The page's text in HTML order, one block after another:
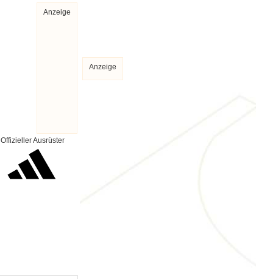
Anzeige
Offizieller Ausrüster
Anzeige